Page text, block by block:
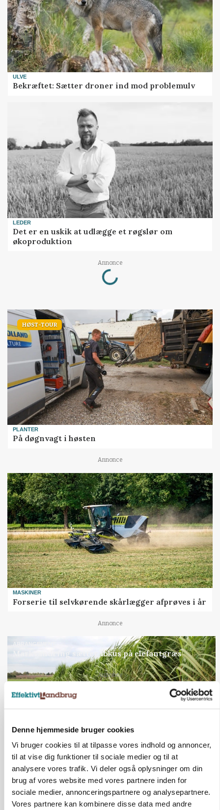
Denne hjemmeside bruger cookies
Vi bruger cookies til at tilpasse vores indhold og annoncer,
til at vise dig funktioner til sociale medier og til at
analysere vores trafik. Vi deler også oplysninger om din
brug af vores website med vores partnere inden for
sociale medier, annonceringspartnere og analysepartnere.
Vores partnere kan kombinere disse data med andre
ULVE
Bekræftet: Sætter droner ind mod problemulv
LEDER
Det er en uskik at udlægge et røgslør om
økoproduktion
Annonce
Loading...
HØST-TOUR
PLANTER
På døgnvagt i høsten
Annonce
MASKINER
Forserie til selvkørende skårlægger afprøves i år
Annonce
ARRANGEMENT
Markvandring sætter fokus på elefantgræs
Annonce
Loading...